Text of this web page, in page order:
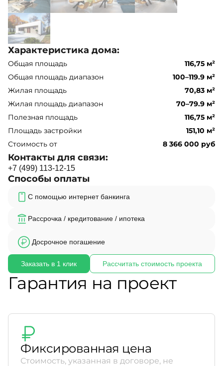
Характеристика дома:
Общая площадь
116,75 м²
Общая площадь диапазон
100–119.9 м²
Жилая площадь
70,83 м²
Жилая площадь диапазон
70–79.9 м²
Полезная площадь
116,75 м²
Площадь застройки
151,10 м²
Стоимость от
8 366 000 руб
Контакты для связи:
+7 (499) 113-12-15
Способы оплаты
С помощью интернет банкинга
Рассрочка / кредитование / ипотека
Досрочное погашение
Заказать в 1 клик Рассчитать стоимость проекта
Гарантия на проект
Фиксированная цена
Стоимость, указанная в договоре, не